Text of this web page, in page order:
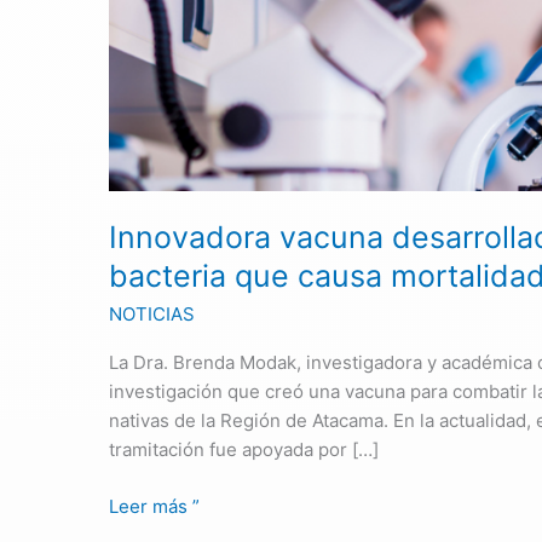
Innovadora vacuna
bacteria que causa
NOTICIAS
La Dra. Brenda Modak, investigadora y
investigación que creó una vacuna para combatir
nativas de la Región de Atacama. En la
tramitación fue apoyada por […]
USACH
controla
peligrosa
bacteria
que
causa
en
salmones
Leer más ”